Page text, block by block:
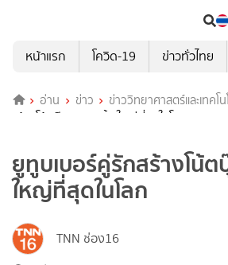
หน้าแรก
โควิด-19 ข่าวทั่วไทย
อ่าน ข่าว ข่าววิทยาศาสตร์และเทคโ
สร้างโน้ตบุ๊กจอ 43 นิ้ว ใหญ่ที่สุดในโลก
ยูทูบเบอร์คู่รักสร้างโน้
ใหญ่ที่สุดในโลก
TNN ช่อง16